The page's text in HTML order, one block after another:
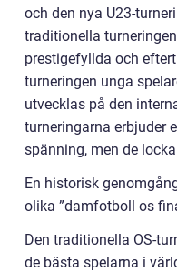
och den nya U23-
traditionella
prestigefyllda och
turneringen unga
utvecklas på den
turneringarna erbjuder
spänning, men de
En historisk
olika ”damfotboll os
Den traditionella OS-
de bästa spelarna i